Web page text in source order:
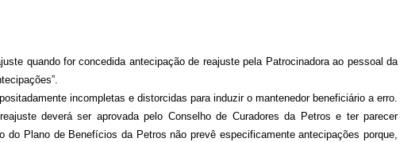
quando for concedida antecipação de reajuste pela Patrocinadora ao pessoal da
incompletas e distorcidas para induzir o mantenedor beneficiário a erro.
deverá ser aprovada pelo Conselho de Curadores da Petros e ter parecer
do Plano de Benefícios da Petros não prevê especificamente antecipações porque,